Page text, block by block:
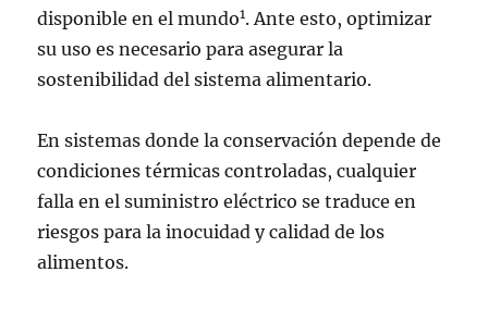
disponible en el mundo1. Ante esto, optimizar
su uso es necesario para asegurar la
sostenibilidad del sistema alimentario.
En sistemas donde la conservación depende de
condiciones térmicas controladas, cualquier
falla en el suministro eléctrico se traduce en
riesgos para la inocuidad y calidad de los
alimentos.